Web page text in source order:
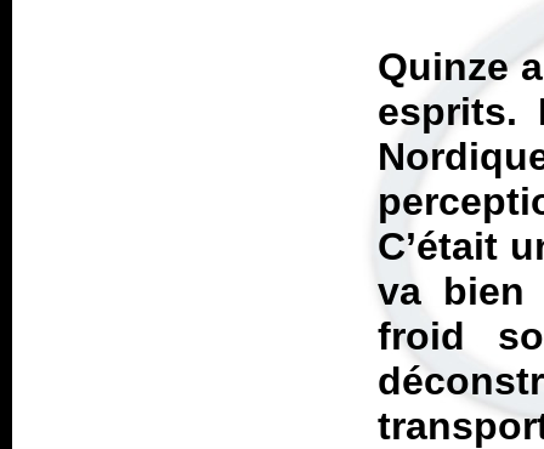
Quinze
esprits.
C’était
va bien
froid